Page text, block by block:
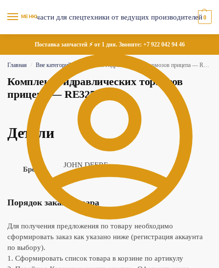
МЕНЮ 0
Поставка запчастей ⚡ от 1 дня. Звоните: +7 922 042 94 46
Главная / Вне категорий Комплект гидравлических тормозов прицепа — RE325287
Комплект гидравлических тормозов
прицепа — RE325287
Детали
Бренд
JOHN DEERE
Порядок заказа товара
Для получения предложения по товару необходимо
сформировать заказ как указано ниже (регистрация аккаунта
по выбору).
1. Сформировать список товара в корзине по артикулу